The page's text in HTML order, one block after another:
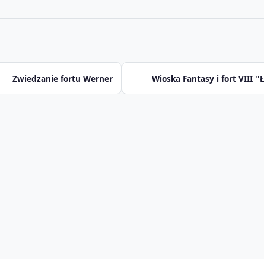
Zwiedzanie fortu Werner Wioska Fantasy i fort VIII